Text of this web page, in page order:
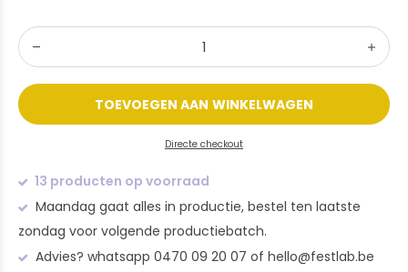
TOEVOEGEN AAN WINKELWAGEN
Directe checkout
13 producten op voorraad
Maandag gaat alles in productie, bestel ten laatste
zondag voor volgende productiebatch.
Advies? whatsapp 0470 09 20 07 of hello@festlab.be